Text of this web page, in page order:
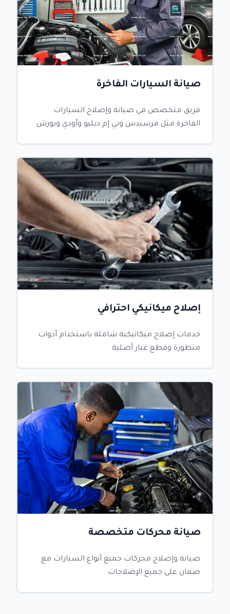
صيانة السيارات الفاخرة
فريق متخصص في صيانة وإصلاح السيارات
الفاخرة مثل مرسيدس وبي إم دبليو وأودي وبورش
إصلاح ميكانيكي احترافي
خدمات إصلاح ميكانيكية شاملة باستخدام أدوات
متطورة وقطع غيار أصلية
صيانة محركات متخصصة
صيانة وإصلاح محركات جميع أنواع السيارات مع
ضمان على جميع الإصلاحات